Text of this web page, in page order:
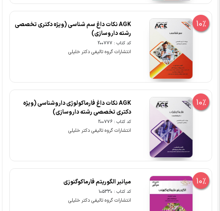
10%
AGK نکات داغ سم شناسی (ویژه دکتری تخصصی
رشته داروسازی)
کد کتاب : 200777
انتشارات گروه تالیفی دکتر خلیلی
10%
AGK نکات داغ فارماکولوژی داروشناسی (ویژه
دکتری تخصصی رشته داروسازی)
کد کتاب : 200776
انتشارات گروه تالیفی دکتر خلیلی
10% میانبر الگوریتم فارماکوگنوزی
کد کتاب : 105330
انتشارات گروه تالیفی دکتر خلیلی